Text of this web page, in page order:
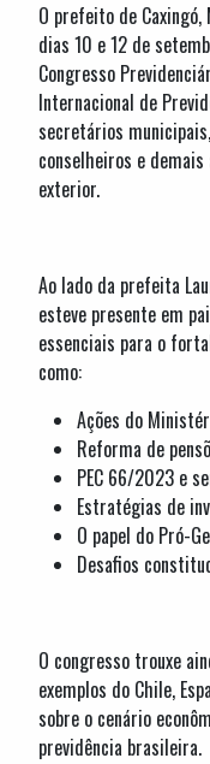
O prefeito de
dias 10 e 12 de
Congresso
Internacional de
secretários
conselheiros e
exterior.
Ao lado da prefeita
esteve presente em
essenciais para o
como:
Ações do
Reforma de
PEC 66/2023 e
Estratégias de
O papel do Pró-
Desafios
O congresso trouxe
exemplos do Chile,
sobre o cenário
previdência brasileira.